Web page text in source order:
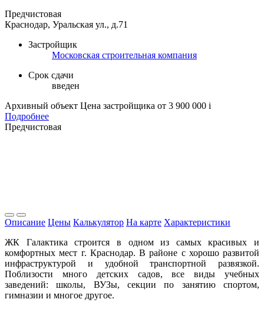
Предчистовая
Краснодар, Уральская ул., д.71
Застройщик
Московская строительная компания
Срок сдачи
введен
Архивный объект Цена застройщика от 3 900 000 i
Подробнее
Предчистовая
Описание Цены Калькулятор На карте Характеристики
ЖК Галактика строится в одном из самых красивых и
комфортных мест г. Краснодар. В районе с хорошо развитой
инфраструктурой и удобной транспортной развязкой.
Поблизости много детских садов, все виды учебных
заведений: школы, ВУЗы, секции по занятию спортом,
гимназии и многое другое.